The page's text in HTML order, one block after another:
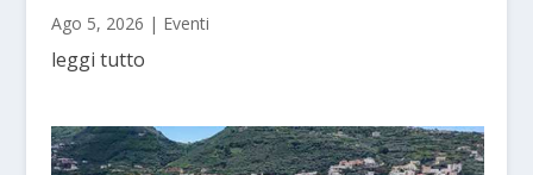
Ago 5, 2026 | Eventi
leggi tutto